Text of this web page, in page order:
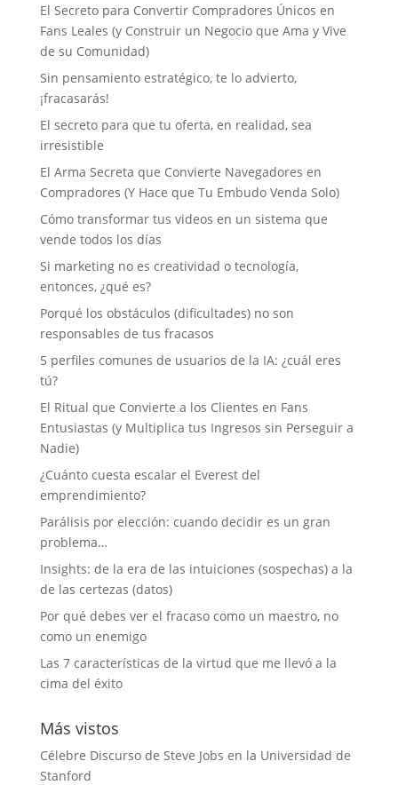
El Secreto para Convertir Compradores Únicos en
Fans Leales (y Construir un Negocio que Ama y Vive
de su Comunidad)
Sin pensamiento estratégico, te lo advierto,
¡fracasarás!
El secreto para que tu oferta, en realidad, sea
irresistible
El Arma Secreta que Convierte Navegadores en
Compradores (Y Hace que Tu Embudo Venda Solo)
Cómo transformar tus videos en un sistema que
vende todos los días
Si marketing no es creatividad o tecnología,
entonces, ¿qué es?
Porqué los obstáculos (dificultades) no son
responsables de tus fracasos
5 perfiles comunes de usuarios de la IA: ¿cuál eres
tú?
El Ritual que Convierte a los Clientes en Fans
Entusiastas (y Multiplica tus Ingresos sin Perseguir a
Nadie)
¿Cuánto cuesta escalar el Everest del
emprendimiento?
Parálisis por elección: cuando decidir es un gran
problema…
Insights: de la era de las intuiciones (sospechas) a la
de las certezas (datos)
Por qué debes ver el fracaso como un maestro, no
como un enemigo
Las 7 características de la virtud que me llevó a la
cima del éxito
Más vistos
Célebre Discurso de Steve Jobs en la Universidad de
Stanford